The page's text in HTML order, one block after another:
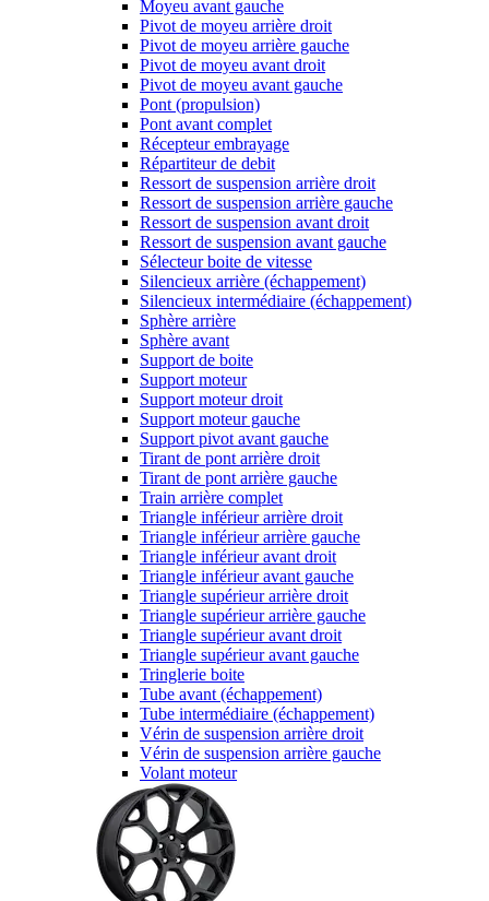
Moyeu avant gauche
Pivot de moyeu arrière droit
Pivot de moyeu arrière gauche
Pivot de moyeu avant droit
Pivot de moyeu avant gauche
Pont (propulsion)
Pont avant complet
Récepteur embrayage
Répartiteur de debit
Ressort de suspension arrière droit
Ressort de suspension arrière gauche
Ressort de suspension avant droit
Ressort de suspension avant gauche
Sélecteur boite de vitesse
Silencieux arrière (échappement)
Silencieux intermédiaire (échappement)
Sphère arrière
Sphère avant
Support de boite
Support moteur
Support moteur droit
Support moteur gauche
Support pivot avant gauche
Tirant de pont arrière droit
Tirant de pont arrière gauche
Train arrière complet
Triangle inférieur arrière droit
Triangle inférieur arrière gauche
Triangle inférieur avant droit
Triangle inférieur avant gauche
Triangle supérieur arrière droit
Triangle supérieur arrière gauche
Triangle supérieur avant droit
Triangle supérieur avant gauche
Tringlerie boite
Tube avant (échappement)
Tube intermédiaire (échappement)
Vérin de suspension arrière droit
Vérin de suspension arrière gauche
Volant moteur